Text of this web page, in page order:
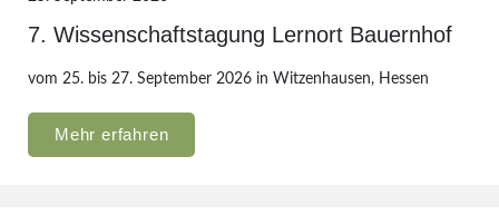
7. Wissenschaftstagung Lernort Bauernhof
vom 25. bis 27. September 2026 in Witzenhausen, Hessen
Mehr erfahren